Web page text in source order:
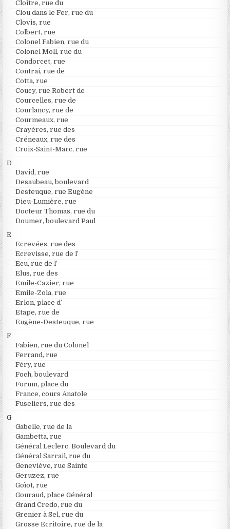
Cloître, rue du
Clou dans le Fer, rue du
Clovis, rue
Colbert, rue
Colonel Fabien, rue du
Colonel Moll, rue du
Condorcet, rue
Contrai, rue de
Cotta, rue
Coucy, rue Robert de
Courcelles, rue de
Courlancy, rue de
Courmeaux, rue
Crayères, rue des
Créneaux, rue des
Croix-Saint-Marc, rue
D
David, rue
Desaubeau, boulevard
Desteuque, rue Eugène
Dieu-Lumière, rue
Docteur Thomas, rue du
Doumer, boulevard Paul
E
Ecrevées, rue des
Ecrevisse, rue de l’
Ecu, rue de l’
Elus, rue des
Emile-Cazier, rue
Emile-Zola, rue
Erlon, place d’
Etape, rue de
Eugène-Desteuque, rue
F
Fabien, rue du Colonel
Ferrand, rue
Féry, rue
Foch, boulevard
Forum, place du
France, cours Anatole
Fuseliers, rue des
G
Gabelle, rue de la
Gambetta, rue
Général Leclerc, Boulevard du
Général Sarrail, rue du
Geneviève, rue Sainte
Geruzez, rue
Goïot, rue
Gouraud, place Général
Grand Credo, rue du
Grenier à Sel, rue du
Grosse Ecritoire, rue de la